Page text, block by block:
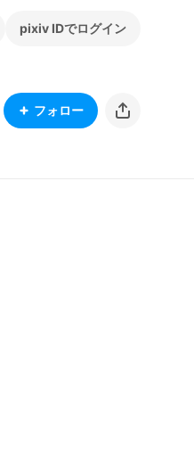
pixiv IDでログイン
フォロー